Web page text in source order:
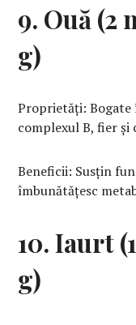
9. Ouă (2
g)
Proprietăți:
complexul B, fier și
Beneficii: Susțin
îmbunătățesc
10. Iaurt
g)